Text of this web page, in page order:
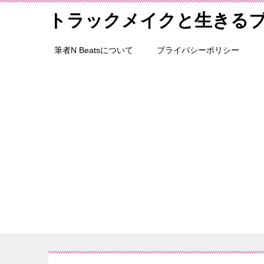
トラックメイクと生きる
筆者N Beatsについて プライバシーポリシー